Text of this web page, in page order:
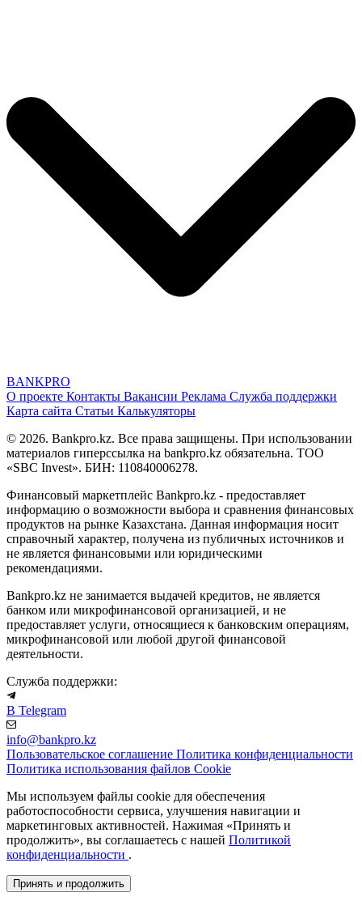
BANKPRO
О проекте Контакты Вакансии Реклама Служба поддержки
Карта сайта Статьи Калькуляторы
© 2026. Bankpro.kz. Все права защищены. При использовании
материалов гиперссылка на bankpro.kz обязательна. ТОО
«SBC Invest». БИН: 110840006278.
Финансовый маркетплейс Bankpro.kz - предоставляет
информацию о возможности выбора и сравнения финансовых
продуктов на рынке Казахстана. Данная информация носит
справочный характер, получена из публичных источников и
не является финансовыми или юридическими
рекомендациями.
Bankpro.kz не занимается выдачей кредитов, не является
банком или микрофинансовой организацией, и не
предоставляет услуги, относящиеся к банковским операциям,
микрофинансовой или любой другой финансовой
деятельности.
Служба поддержки:
В Telegram
info@bankpro.kz
Пользовательское соглашение Политика конфиденциальности
Политика использования файлов Cookie
Мы используем файлы cookie для обеспечения
работоспособности сервиса, улучшения навигации и
маркетинговых активностей. Нажимая «Принять и
продолжить», вы соглашаетесь с нашей Политикой
конфиденциальности .
Принять и продолжить